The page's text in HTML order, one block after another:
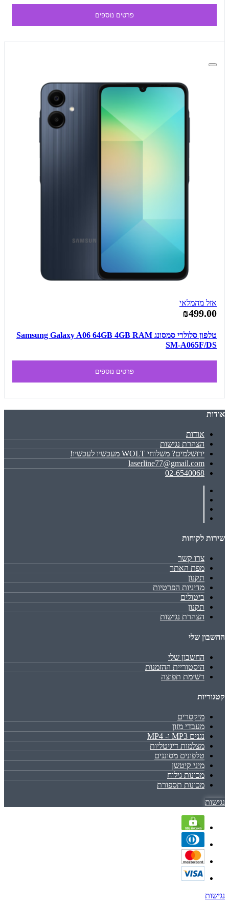
פרטים נוספים
אזל מהמלאי
₪499.00
טלפון סלולרי סמסונג Samsung Galaxy A06 64GB 4GB RAM
SM-A065F/DS
פרטים נוספים
אודות
אודות
הצהרת נגישות
ירושלמים? משלוחי WOLT מעכשיו לעכשיו!
laserline77@gmail.com
02-6540068
שירות לקוחות
צרו קשר
מפת האתר
תקנון
מדיניות הפרטיות
ביטולים
תקנון
הצהרת נגישות
החשבון שלי
החשבון שלי
היסטוריית ההזמנות
רשימת תפוצה
קטגוריות
מיקסרים
מעבדי מזון
נגנים MP3 ו- MP4
מצלמות דיגיטליות
טלפונים מסוננים
מיני קיטשן
מכונות גילוח
מכונות תספורת
נגישות
נגישות